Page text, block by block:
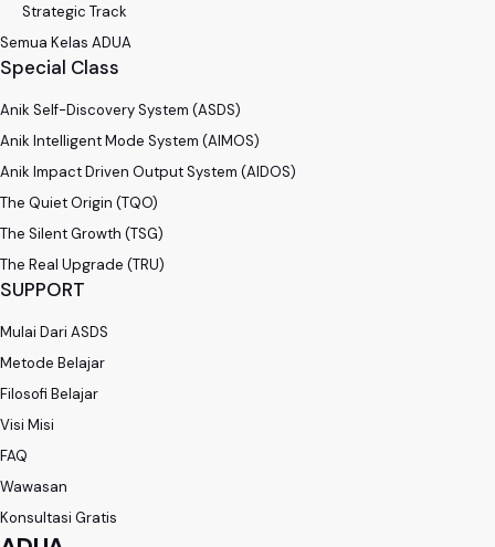
Strategic Track
Semua Kelas ADUA
Special Class
Anik Self-Discovery System (ASDS)
Anik Intelligent Mode System (AIMOS)
Anik Impact Driven Output System (AIDOS)
The Quiet Origin (TQO)
The Silent Growth (TSG)
The Real Upgrade (TRU)
SUPPORT
Mulai Dari ASDS
Metode Belajar
Filosofi Belajar
Visi Misi
FAQ
Wawasan
Konsultasi Gratis